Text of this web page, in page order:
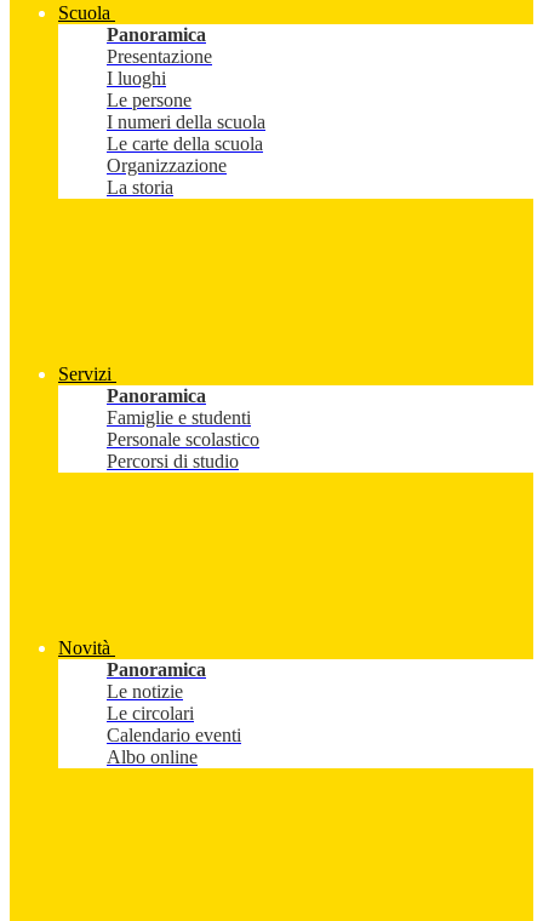
Scuola
Panoramica
Presentazione
I luoghi
Le persone
I numeri della scuola
Le carte della scuola
Organizzazione
La storia
Servizi
Panoramica
Famiglie e studenti
Personale scolastico
Percorsi di studio
Novità
Panoramica
Le notizie
Le circolari
Calendario eventi
Albo online